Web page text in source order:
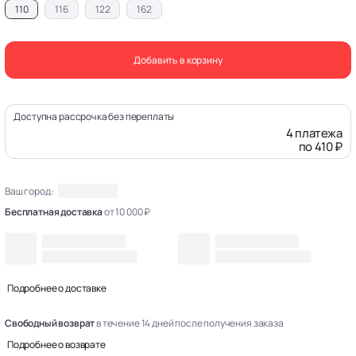
110 116 122 162
Добавить в корзину
Доступна рассрочка без переплаты
4 платежа
по 410 ₽
Ваш город:
Бесплатная доставкаот 10 000 ₽
Подробнее о доставке
Свободный возвратв течение 14 дней после получения заказа
Подробнее о возврате